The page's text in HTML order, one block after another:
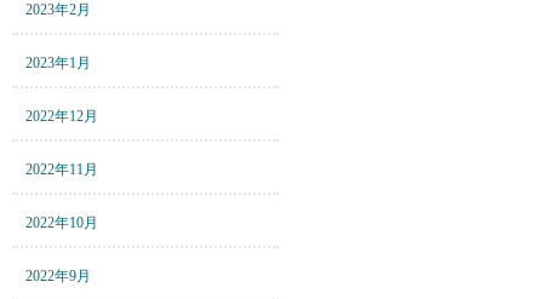
2023年2月
2023年1月
2022年12月
2022年11月
2022年10月
2022年9月